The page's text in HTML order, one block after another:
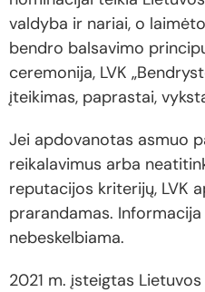
valdyba ir nariai, o
bendro balsavimo
ceremonija, LVK
įteikimas, paprastai,
Jei apdovanotas asmuo
reikalavimus arba
reputacijos kriterijų, LVK
prarandamas.
nebeskelbiama.
2021 m. įsteigtas